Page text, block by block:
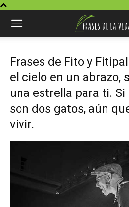
Frases de Fito y
el cielo en un abrazo,
una estrella para ti.
son dos gatos, aún
vivir.